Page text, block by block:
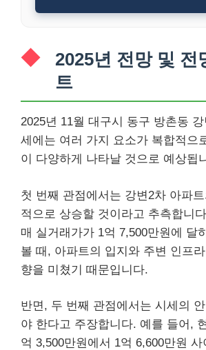
2025년 전망 및 전
트
2025년 11월 대구시 동구 방촌동
세에는 여러 가지 요소가 복합적으
이 다양하게 나타날 것으로 예상됩
첫 번째 관점에서는 강변2차 아파
적으로 상승할 것이라고 추측합니
매 실거래가가 1억 7,500만원에 달
볼 때, 아파트의 입지와 주변 인프
향을 미쳤기 때문입니다.
반면, 두 번째 관점에서는 시세의
야 한다고 주장합니다. 예를 들어,
억 3,500만원에서 1억 6,600만원 사